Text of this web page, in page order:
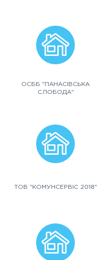
ОСББ "ПАНАСІВСЬКА
СЛОБОДА"
ТОВ "КОМУНСЕРВІС 2018"